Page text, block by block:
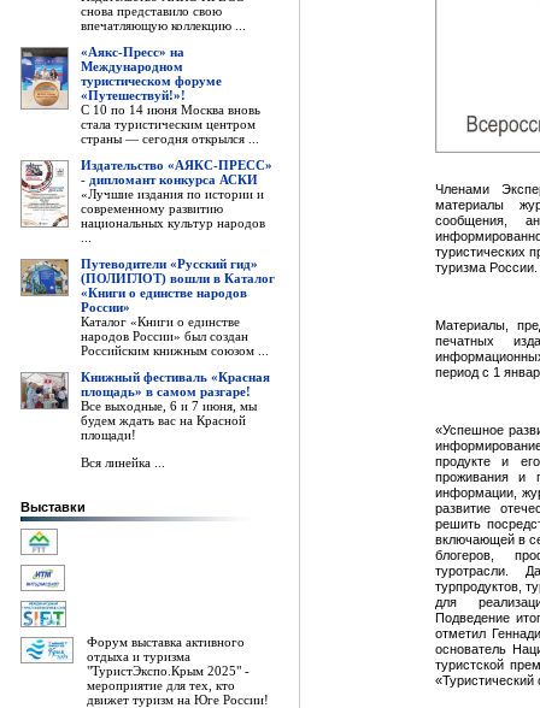
снова представило свою
впечатляющую коллекцию ...
«Аякс-Пресс» на
Международном
туристическом форуме
«Путешествуй!»!
С 10 по 14 июня Москва вновь
стала туристическим центром
страны — сегодня открылся ...
Издательство «АЯКС-ПРЕСС»
- дипломант конкурса АСКИ
«Лучшие издания по истории и
современному развитию
национальных культур народов
Путеводители «Русский гид»
(ПОЛИГЛОТ) вошли в Каталог
«Книги о единстве народов
России»
Каталог «Книги о единстве
народов России» был создан
Российским книжным союзом ...
Книжный фестиваль «Красная
площадь» в самом разгаре!
Все выходные, 6 и 7 июня, мы
будем ждать вас на Красной
площади!
Вся линейка ...
Выставки
Форум выставка активного
отдыха и туризма
"ТуристЭкспо.Крым 2025" -
мероприятие для тех, кто
движет туризм на Юге России!
Членами
материалы
сообщения,
туристических
туризма России.
Материалы,
печатных
период с 1
«Успешное
продукте и
проживания и
информации,
развитие
решить
включающей в
блогеров,
туротрасли.
турпродуктов,
для
Подведение
отметил
основатель
туристской
«Туристический